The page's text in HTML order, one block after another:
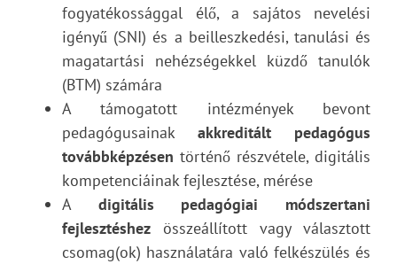
fogyatékossággal élő, a sajátos nevelési
igényű (SNI) és a beilleszkedési, tanulási és
magatartási nehézségekkel küzdő tanulók
(BTM) számára
A támogatott intézmények bevont
pedagógusainak akkreditált pedagógus
továbbképzésen történő részvétele, digitális
kompetenciáinak fejlesztése, mérése
A digitális pedagógiai módszertani
fejlesztéshez összeállított vagy választott
csomag(ok) használatára való felkészülés és